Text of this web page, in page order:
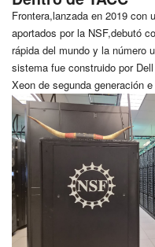
Frontera,lanzada en 2019 con
aportados por la NSF,debutó
rápida del mundo y la número
sistema fue construido por
Xeon de segunda generación